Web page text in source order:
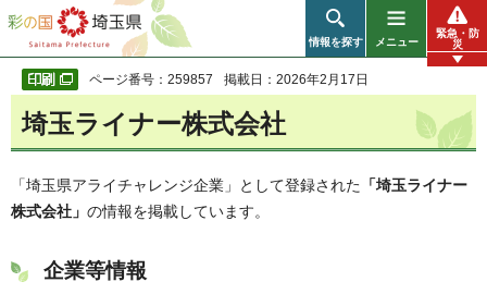
彩の国 埼玉県
情報を探す メニュー
緊急・防
災
ページ番号：259857 掲載日：2026年2月17日
埼玉ライナー株式会社
「埼玉県アライチャレンジ企業」として登録された 「埼玉ライナー
株式会社」 の情報を掲載しています。
企業等情報